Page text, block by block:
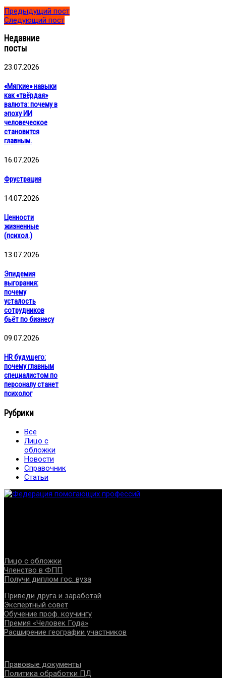
Предыдущий пост
Следующий пост
Недавние
посты
23.07.2026
«Мягкие» навыки
как «твёрдая»
валюта: почему в
эпоху ИИ
человеческое
становится
главным.
16.07.2026
Фрустрация
14.07.2026
Ценности
жизненные
(психол.)
13.07.2026
Эпидемия
выгорания:
почему
усталость
сотрудников
бьёт по бизнесу
09.07.2026
HR будущего:
почему главным
специалистом по
персоналу станет
психолог
Рубрики
Все
Лицо с
обложки
Новости
Справочник
Статьи
Лицо с обложки
Членство в ФПП
Получи диплом гос. вуза
Приведи друга и заработай
Экспертный совет
Обучение проф. коучингу
Премия «Человек Года»
Расширение географии участников
Правовые документы
Политика обработки ПД